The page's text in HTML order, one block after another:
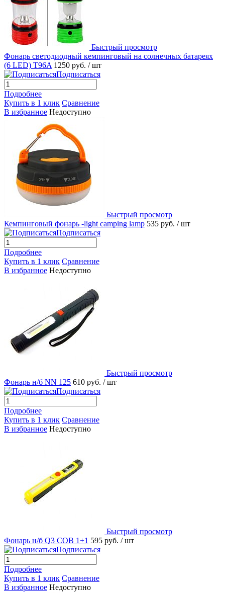
Быстрый просмотр
Фонарь светодиодный кемпинговый на солнечных батареях
(6 LED) T96A 1250 руб. / шт
Подписаться
Подробнее
Купить в 1 клик Сравнение
В избранное Недоступно
Быстрый просмотр
Кемпинговый фонарь -light camping lamp 535 руб. / шт
Подписаться
Подробнее
Купить в 1 клик Сравнение
В избранное Недоступно
Быстрый просмотр
Фонарь н/б NN 125 610 руб. / шт
Подписаться
Подробнее
Купить в 1 клик Сравнение
В избранное Недоступно
Быстрый просмотр
Фонарь н/б Q3 COB 1+1 595 руб. / шт
Подписаться
Подробнее
Купить в 1 клик Сравнение
В избранное Недоступно